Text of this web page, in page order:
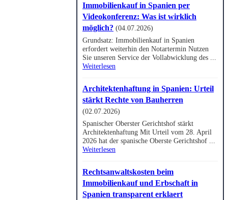
Immobilienkauf in Spanien per
Videokonferenz: Was ist wirklich
möglich? (04.07.2026)
Grundsatz: Immobilienkauf in Spanien
erfordert weiterhin den Notartermin Nutzen
Sie unseren Service der Vollabwicklung des ...
Weiterlesen
Architektenhaftung in Spanien: Urteil
stärkt Rechte von Bauherren
(02.07.2026)
Spanischer Oberster Gerichtshof stärkt
Architektenhaftung Mit Urteil vom 28. April
2026 hat der spanische Oberste Gerichtshof ...
Weiterlesen
Rechtsanwaltskosten beim
Immobilienkauf und Erbschaft in
Spanien transparent erklaert